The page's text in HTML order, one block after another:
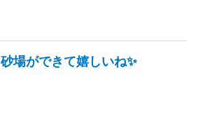
砂場ができて嬉しいね✨